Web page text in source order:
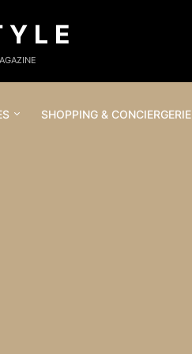
SHOPPING & CONCIERGERIE